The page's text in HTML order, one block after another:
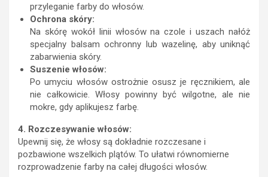
przyleganie farby do włosów.
Ochrona skóry:
Na skórę wokół linii włosów na czole i uszach nałóż
specjalny balsam ochronny lub wazelinę, aby uniknąć
zabarwienia skóry.
Suszenie włosów:
Po umyciu włosów ostrożnie osusz je ręcznikiem, ale
nie całkowicie. Włosy powinny być wilgotne, ale nie
mokre, gdy aplikujesz farbę.
4. Rozczesywanie włosów:
Upewnij się, że włosy są dokładnie rozczesane i
pozbawione wszelkich plątów. To ułatwi równomierne
rozprowadzenie farby na całej długości włosów.